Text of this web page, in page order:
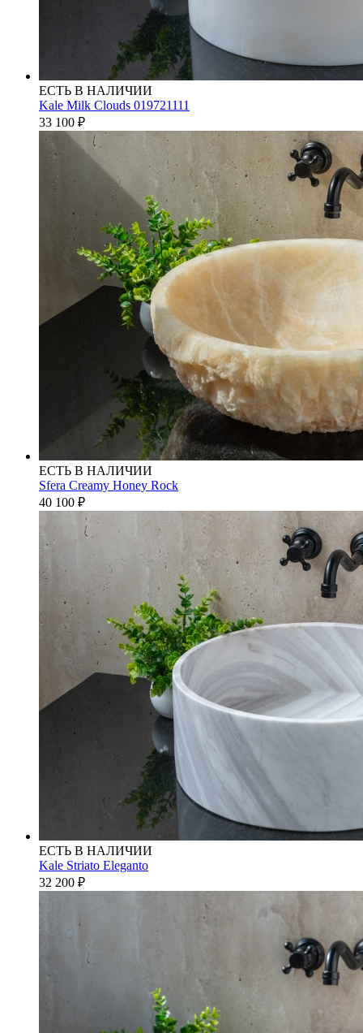
ЕСТЬ В НАЛИЧИИ
Kale Milk Clouds 019721111
33 100 ₽
ЕСТЬ В НАЛИЧИИ
Sfera Creamy Honey Rock
40 100 ₽
ЕСТЬ В НАЛИЧИИ
Kale Striato Eleganto
32 200 ₽